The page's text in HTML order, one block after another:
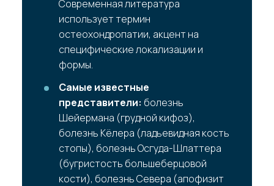
Современная литература
использует термин
остеохондропатии, акцент на
специфические локализации и
формы.
Самые известные
представители: болезнь
Шейермана (грудной кифоз),
болезнь Кёлера (ладьевидная кость
стопы), болезнь Осгуда-Шлаттера
(бугристость большеберцовой
кости), болезнь Севера (апофизит